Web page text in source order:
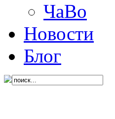
ЧаВо
Новости
Блог